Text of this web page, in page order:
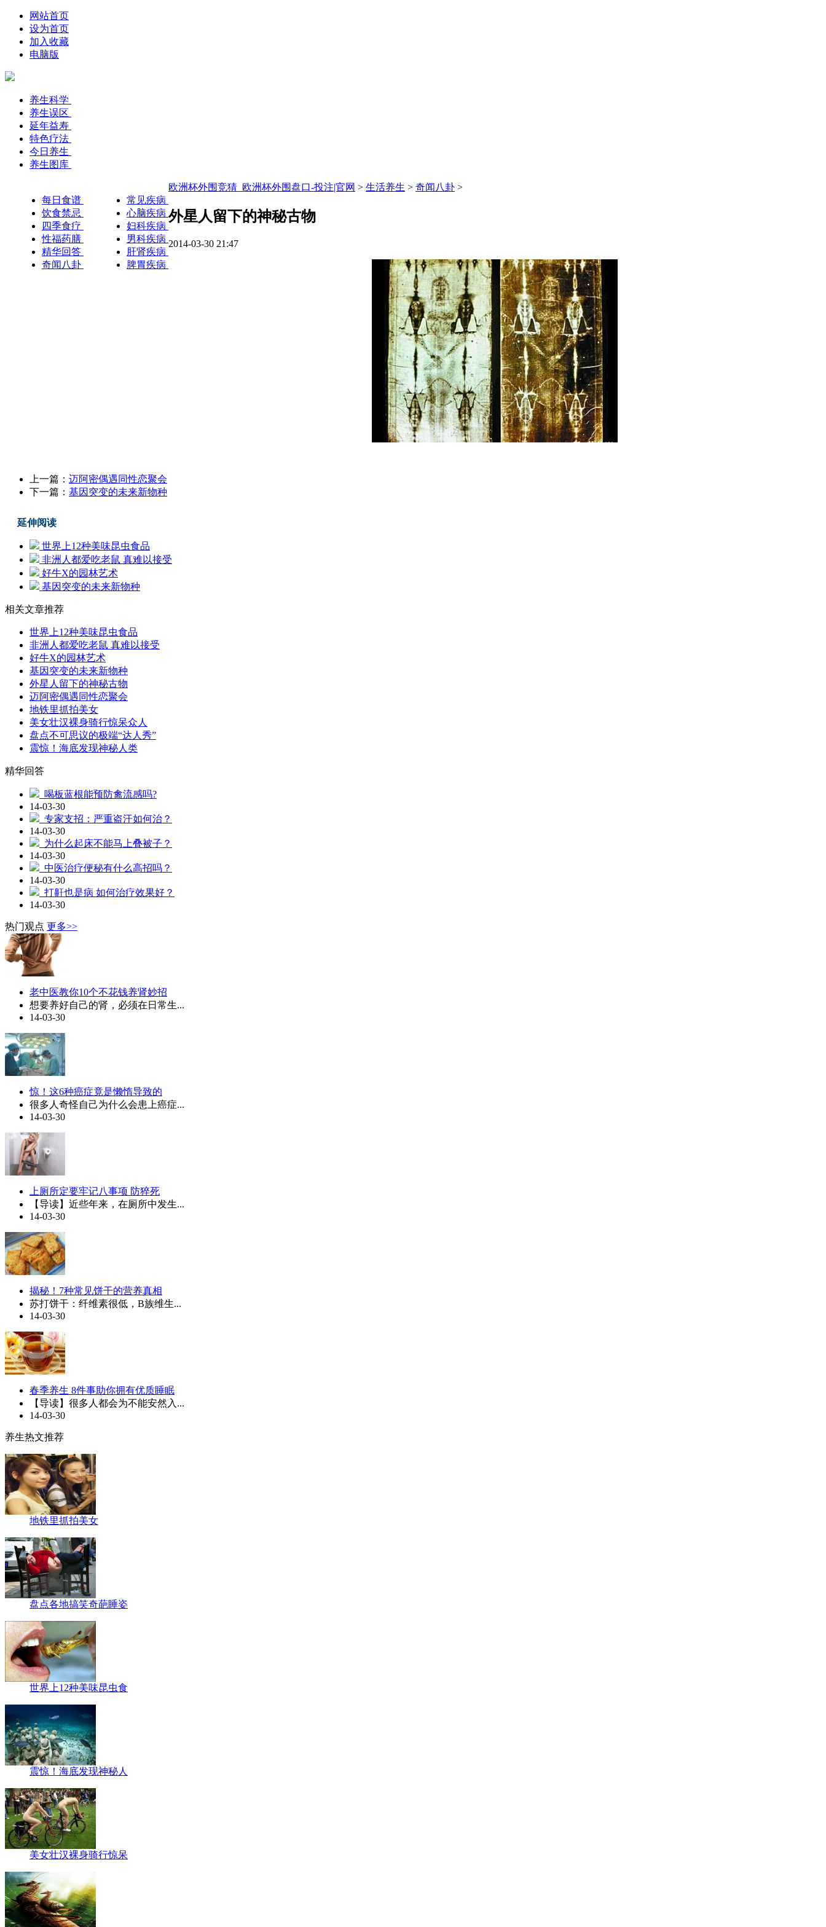
网站首页
设为首页
加入收藏
电脑版
养生科学
养生误区
延年益寿
特色疗法
今日养生
养生图库
每日食谱
饮食禁忌
四季食疗
性福药膳
精华回答
奇闻八卦
常见疾病
心脑疾病
妇科疾病
男科疾病
肝肾疾病
脾胃疾病
欧洲杯外围竞猜_欧洲杯外围盘口-投注|官网 > 生活养生 > 奇闻八卦 >
外星人留下的神秘古物
2014-03-30 21:47
上一篇： 迈阿密偶遇同性恋聚会
下一篇： 基因突变的未来新物种
延伸阅读
世界上12种美味昆虫食品
非洲人都爱吃老鼠 真难以接受
好牛X的园林艺术
基因突变的未来新物种
相关文章推荐
世界上12种美味昆虫食品
非洲人都爱吃老鼠 真难以接受
好牛X的园林艺术
基因突变的未来新物种
外星人留下的神秘古物
迈阿密偶遇同性恋聚会
地铁里抓拍美女
美女壮汉裸身骑行惊呆众人
盘点不可思议的极端“达人秀”
震惊！海底发现神秘人类
精华回答
喝板蓝根能预防禽流感吗?
14-03-30
专家支招：严重盗汗如何治？
14-03-30
为什么起床不能马上叠被子？
14-03-30
中医治疗便秘有什么高招吗？
14-03-30
打鼾也是病 如何治疗效果好？
14-03-30
热门观点 更多>>
老中医教你10个不花钱养肾妙招
想要养好自己的肾，必须在日常生...
14-03-30
惊！这6种癌症竟是懒惰导致的
很多人奇怪自己为什么会患上癌症...
14-03-30
上厕所定要牢记八事项 防猝死
【导读】近些年来，在厕所中发生...
14-03-30
揭秘！7种常见饼干的营养真相
苏打饼干：纤维素很低，B族维生...
14-03-30
春季养生 8件事助你拥有优质睡眠
【导读】很多人都会为不能安然入...
14-03-30
养生热文推荐
地铁里抓拍美女
盘点各地搞笑奇葩睡姿
世界上12种美味昆虫食
震惊！海底发现神秘人
美女壮汉裸身骑行惊呆